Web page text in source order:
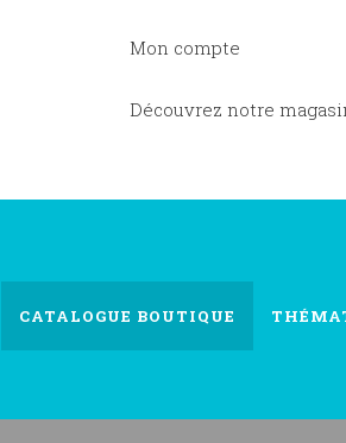
Mon compte
Découvrez notre
CATALOGUE BOUTIQUE